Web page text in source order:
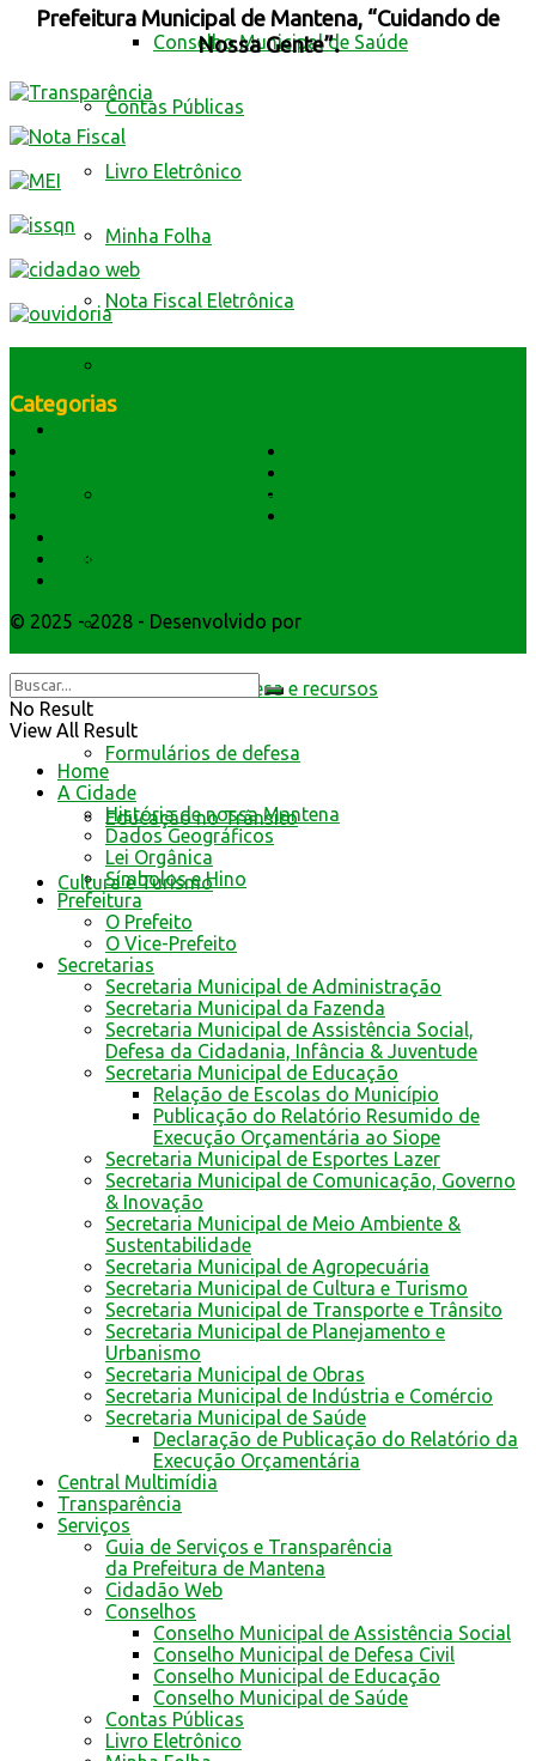
Conselho Municipal de Saúde
Contas Públicas
Livro Eletrônico
Minha Folha
Nota Fiscal Eletrônica
Edital de Notificação
Requerimento para Cartão de Autista
Resultado de defesa e recursos
Formulários de defesa
Educação no Trânsito
Cultura e Turismo
Prefeitura Municipal de Mantena, “Cuidando de
Nossa Gente”.
Categorias
Lei Orgânica
Atendimento
© 2025 - 2028 - Desenvolvido por
No Result
View All Result
Home
A Cidade
História de nossa Mantena
Dados Geográficos
Lei Orgânica
Símbolos e Hino
Prefeitura
O Prefeito
O Vice-Prefeito
Secretarias
Secretaria Municipal de Administração
Secretaria Municipal da Fazenda
Secretaria Municipal de Assistência Social,
Defesa da Cidadania, Infância & Juventude
Secretaria Municipal de Educação
Relação de Escolas do Município
Publicação do Relatório Resumido de
Execução Orçamentária ao Siope
Secretaria Municipal de Esportes Lazer
Secretaria Municipal de Comunicação, Governo
& Inovação
Secretaria Municipal de Meio Ambiente &
Sustentabilidade
Secretaria Municipal de Agropecuária
Secretaria Municipal de Cultura e Turismo
Secretaria Municipal de Transporte e Trânsito
Secretaria Municipal de Planejamento e
Urbanismo
Secretaria Municipal de Obras
Secretaria Municipal de Indústria e Comércio
Secretaria Municipal de Saúde
Declaração de Publicação do Relatório da
Execução Orçamentária
Central Multimídia
Transparência
Serviços
Guia de Serviços e Transparência
da Prefeitura de Mantena
Cidadão Web
Conselhos
Conselho Municipal de Assistência Social
Conselho Municipal de Defesa Civil
Conselho Municipal de Educação
Conselho Municipal de Saúde
Contas Públicas
Livro Eletrônico